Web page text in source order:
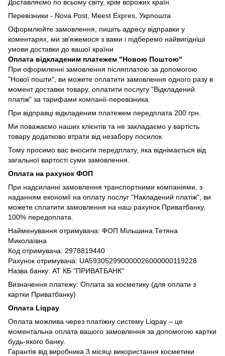
Доставляємо по всьому світу, крім ворожих країн.
Перевізники - Nova Post, Meest Expres, Укрпошта
Оформлюйте замовлення, пишіть адресу відправки у
коментарях, ми зв'яжемося з вами і підберемо найвигідніші
умови доставки до вашої країни
Оплата відкладеним платежем "Новою Поштою"
При оформленні замовлення післяплатою за допомогою
"Нової пошти", ви можете оплатити замовлення одного разу в
момент доставки товару, оплатити послугу "Відкладений
платіж" за тарифами компанії-перевізника.
При відправці відкладеним платежем передплата 200 грн.
Ми поважаємо наших клієнтів та не закладаємо у вартість
товару додатково втрати від незабору посилок.
Тому просимо вас вносити передплату, яка віднімається від
загальної вартості суми замовлення.
Оплата на рахунок ФОП
При надсиланні замовлення транспортними компаніями, з
наданням економії на оплату послуг "Накладений платіж", ви
можете сплатити замовлення на наш рахунок Приватбанку,
100% передоплата.
Найменування отримувача: ФОП Мільшина Тетяна
Миколаївна
Код отримувача: 2978819440
Рахунок отримувача: UA593052990000026000000119228
Назва банку: АТ КБ "ПРИВАТБАНК"
Визначення платежу: Оплата за косметику (для оплати з
картки Приватбанку)
Оплата Liqpay
Оплата можлива через платіжну систему Liqpay – це
моментальна оплата вашого замовлення за допомогою картки
будь-якого банку.
Гарантія від виробника 3 місяці використання косметики